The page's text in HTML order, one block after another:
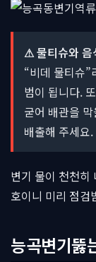
⚠ 물티슈와 음
“비데 물티슈
범이 됩니다.
굳어 배관을
배출해 주세요.
변기 물이 천천히
호이니 미리 점검
능곡변기뚫